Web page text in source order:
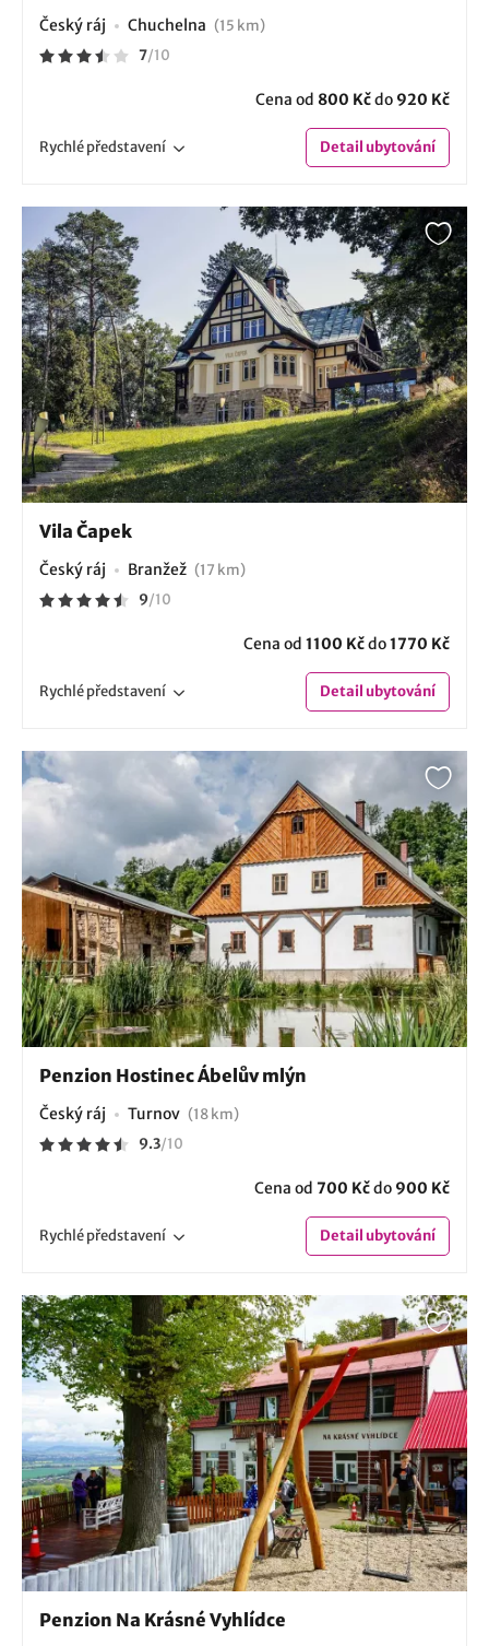
Český ráj Chuchelna (15 km)
7/10
Cena od 800 Kčdo 920 Kč
Rychlépředstavení Detailubytování
Vila Čapek
Český ráj Branžež (17 km)
9/10
Cena od 1100 Kčdo1770 Kč
Rychlépředstavení Detailubytování
Penzion Hostinec Ábelův mlýn
Český ráj Turnov (18 km)
9.3/10
Cena od 700 Kčdo 900 Kč
Rychlépředstavení Detailubytování
Penzion Na Krásné Vyhlídce